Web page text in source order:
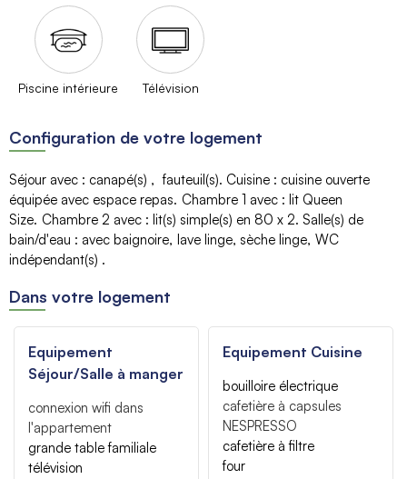
Piscine intérieure Télévision
Configuration de votre logement
Séjour avec : canapé(s) fauteuil(s) Cuisine : cuisine ouverte
équipée avec espace repas Chambre 1 avec : lit Queen
Size Chambre 2 avec : lit(s) simple(s) en 80 x 2 Salle(s) de
bain/d'eau : avec baignoire lave linge sèche linge WC
indépendant(s)
Dans votre logement
Equipement
Séjour/Salle à manger
connexion wifi dans
l'appartement
grande table familiale
télévision
Equipement Cuisine
bouilloire électrique
cafetière à capsules
NESPRESSO
cafetière à filtre
four